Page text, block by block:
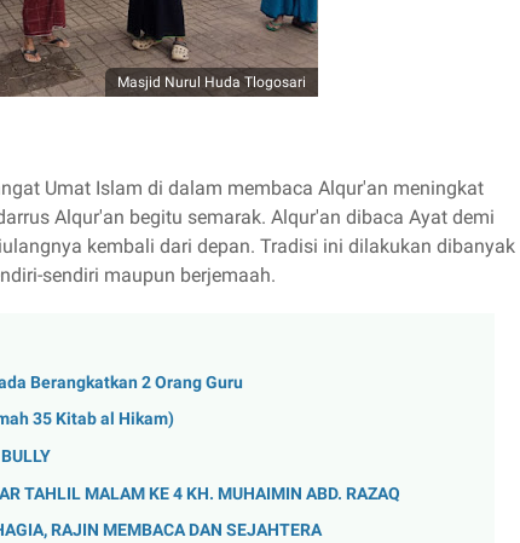
Masjid Nurul Huda Tlogosari
Umat Islam di dalam membaca Alqur'an meningkat
Alqur'an begitu semarak. Alqur'an dibaca Ayat demi
kembali dari depan. Tradisi ini dilakukan dibanyak
sendiri maupun berjemaah.
Berangkatkan 2 Orang Guru
35 Kitab al Hikam)
TAHLIL MALAM KE 4 KH. MUHAIMIN ABD. RAZAQ
RAJIN MEMBACA DAN SEJAHTERA